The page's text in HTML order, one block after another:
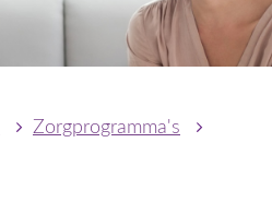
Zorgprogramma's